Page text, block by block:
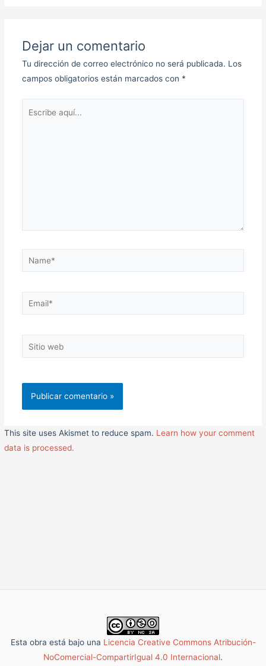
Dejar un comentario
Tu dirección de correo electrónico no será publicada. Los
campos obligatorios están marcados con *
Name*
Email*
Sitio
web
This site uses Akismet to reduce spam. Learn how your comment
data is processed.
Esta obra está bajo una Licencia Creative Commons Atribución-
NoComercial-CompartirIgual 4.0 Internacional.